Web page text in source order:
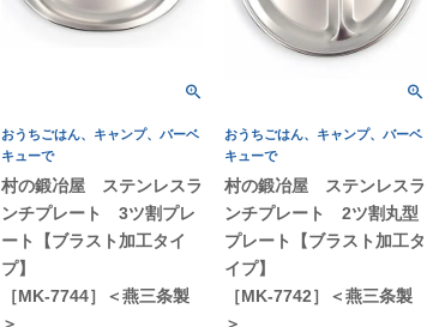
おうちごはん、キャンプ、バーベ
キューで
村の鍛冶屋 ステンレスラ
ンチプレート 3ツ割プレ
ート【ブラスト加工タイ
プ】
［MK-7744］＜燕三条製
おうちごはん、キャンプ、バーベ
キューで
村の鍛冶屋 ステンレスラ
ンチプレート 2ツ割丸型
プレート【ブラスト加工タ
イプ】
［MK-7742］＜燕三条製